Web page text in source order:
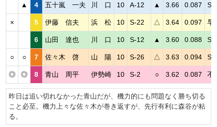
▲ 4 五十嵐 一夫 川 口 10 A-12 ▲ 3.66 0.087 S
× 5 伊藤 信夫 浜 松 10 S-22 △ 3.64 0.097 早
6 山田 達也 川 口 10 S-12 ▲ 3.60 0.088 S
○ ○ 7 佐々木 啓 山 陽 10 S-26 △ 3.63 0.094 S
◎ ◎ 8 青山 周平 伊勢崎 10 S-2 ○ 3.62 0.087 不
昨日は追い切れなかった青山だが、機力的にも問題なく勝ち切る
こと必至。機力上々な佐々木が巻き返すが、先行有利に森谷が粘
る。